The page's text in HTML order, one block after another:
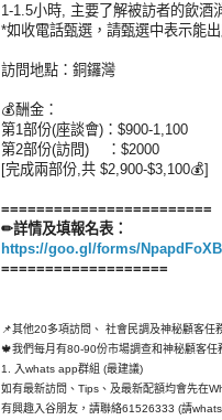
1-1.5小時, 主要了解被訪者的飲酒
*如收電話甄選，請甄選中表示能
訪問地點：銅鑼灣
💰酬金：
第1部份(座談會)：$900-1,100
第2部份(訪問) ：$2000
[完成兩部份,共 $2,900-$3,100💰]
========================
✏詳情及填報名表：
https://goo.gl/forms/
===================
📌其他20多項訪問、 社會民調及神秘顧客任
🍁我們每月有80-90份市場調查和神秘顧客任
1. 入whats app群組 (最建議)
如有最新訪問、Tips、及最新配額均會先在
有興趣入谷朋友，請聯絡61526333 (請